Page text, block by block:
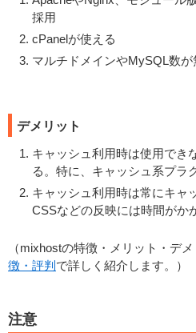
採用
cPanelが使える
マルチドメインやMySQL数が
デメリット
キャッシュ利用時は使用でき
る。特に、キャッシュ系プラ
キャッシュ利用時は常にキャ
CSSなどの反映には時間がか
（mixhostの特徴・メリット・デ
徴・評判 で詳しく紹介します。）
注意